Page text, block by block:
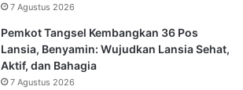
7 Agustus 2026
Pemkot Tangsel Kembangkan 36 Pos
Lansia, Benyamin: Wujudkan Lansia Sehat,
Aktif, dan Bahagia
7 Agustus 2026